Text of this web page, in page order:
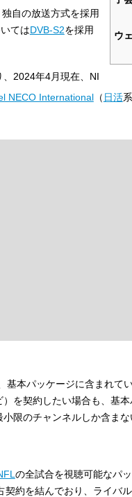
ウ
自の放送方式を採用
てはDVB-S2を採用
、2024年4月現在、NI
NECO International（ 日活
基本パッケージに含まれて
を契約したい場合も、基
小限のチャンネルしか含まな
の全試合を視聴可能なパ
契約を結んでおり、ライバ